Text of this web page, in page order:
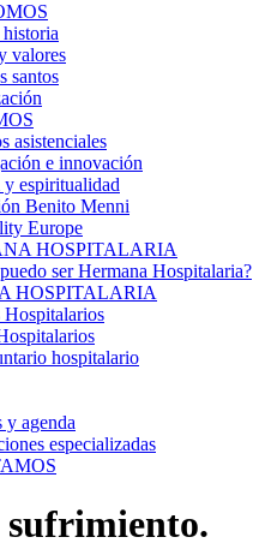
valores
santos
asistenciales
e innovación
y espiritualidad
Benito Menni
Europe
HOSPITALARIA
ser Hermana Hospitalaria?
HOSPITALARIA
Hospitalarios
hospitalario
y agenda
especializadas
sufrimiento.